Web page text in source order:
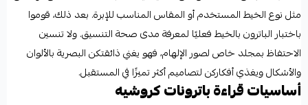
مثل نوع الخيط المستخدم أو المقاس المناسب للإبرة. بعد ذلك، قوموا
باختبار الباترون بالخيط فعليًا لمعرفة مدى صحة التنسيق. ولا تنسين
الاحتفاظ بمجلد خاص لصور الإلهام، فهو يغني ذائقتكن البصرية بالألوان
والأشكال ويغذي أفكاركن لتصاميم أكثر تميزًا في المستقبل.
أساسيات قراءة باترونات كروشيه